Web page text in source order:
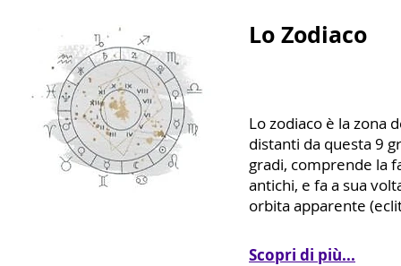
Lo Zodiaco
Lo zodiaco è la zona
distanti da questa 9
gradi, comprende la
antichi, e fa a sua
orbita apparente
Scopri di più...